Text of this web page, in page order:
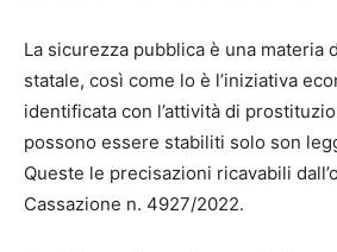
La sicurezza pubblica è una materia
statale, così come lo è l’iniziativa
identificata con l’attività di
possono essere stabiliti solo son
Queste le precisazioni ricavabili
Cassazione n. 4927/2022.